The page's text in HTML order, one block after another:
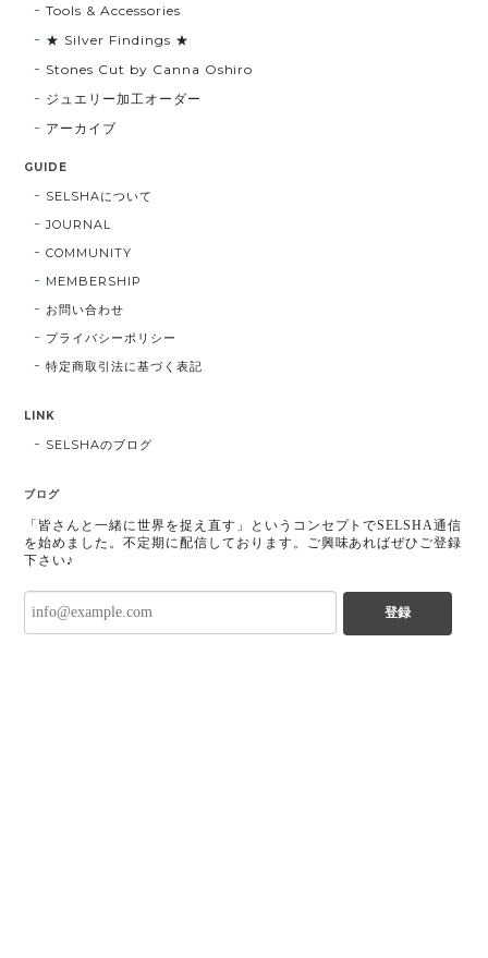
Tools & Accessories
★ Silver Findings ★
Stones Cut by Canna Oshiro
ジュエリー加工オーダー
アーカイブ
GUIDE
SELSHAについて
JOURNAL
COMMUNITY
MEMBERSHIP
お問い合わせ
プライバシーポリシー
特定商取引法に基づく表記
LINK
SELSHAのブログ
ブログ
「皆さんと一緒に世界を捉え直す」というコンセプトでSELSHA通信
を始めました。不定期に配信しております。ご興味あればぜひご登録
下さい♪
登録